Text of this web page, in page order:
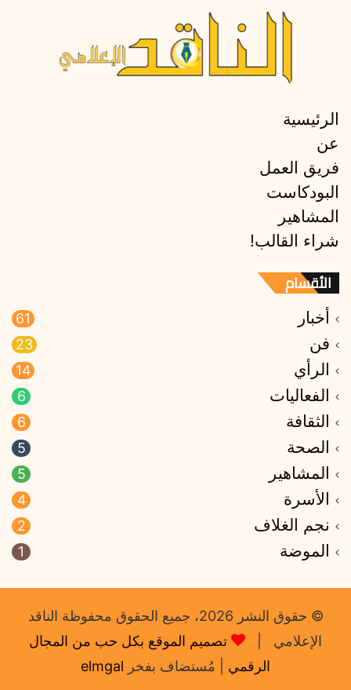
الرئيسية
عن
فريق العمل
البودكاست
المشاهير
شراء القالب!
الأقسام
أخبار 61
فن 23
الرأي 14
الفعاليات 6
الثقافة 6
الصحة 5
المشاهير 5
الأسرة 4
نجم الغلاف 2
الموضة 1
© حقوق النشر 2026، جميع الحقوق محفوظة الناقد
الإعلامي |
تصميم الموقع بكل حب من المجال
الرقمي | مُستضاف بفخر elmgal